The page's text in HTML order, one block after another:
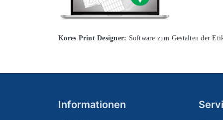
Kores Print Designer: Software zum Gestalten der
Informationen